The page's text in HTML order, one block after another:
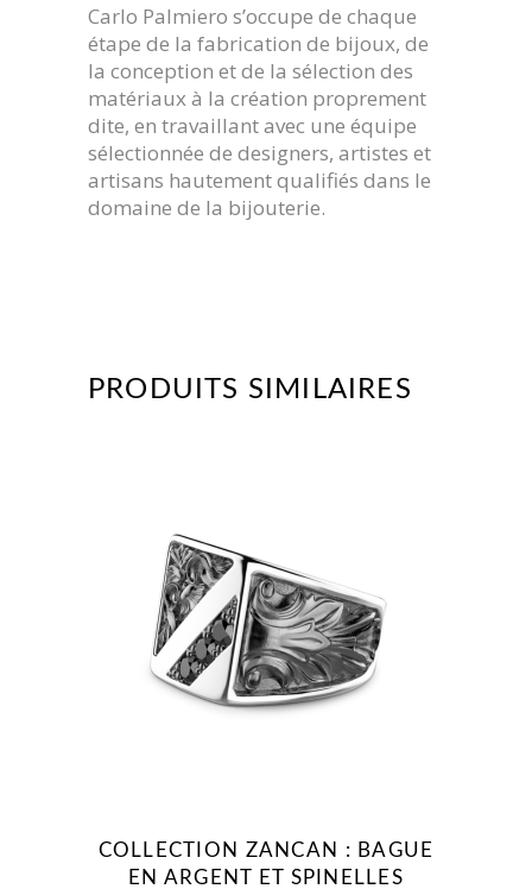
Carlo Palmiero s’occupe de chaque
étape de la fabrication de bijoux, de
la conception et de la sélection des
matériaux à la création proprement
dite, en travaillant avec une équipe
sélectionnée de designers, artistes et
artisans hautement qualifiés dans le
domaine de la bijouterie.
PRODUITS SIMILAIRES
COLLECTION ZANCAN : BAGUE
EN ARGENT ET SPINELLES